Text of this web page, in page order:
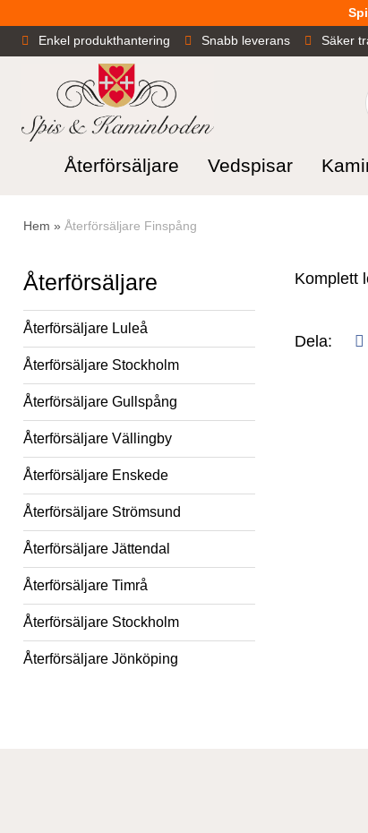
Enkel produkthantering
Snabb leverans Säker
Återförsäljare Vedspisar
Hem »Återförsäljare Finspång
Återförsäljare
Återförsäljare Luleå
Återförsäljare Stockholm
Återförsäljare Gullspång
Återförsäljare Vällingby
Återförsäljare Enskede
Återförsäljare Strömsund
Återförsäljare Jättendal
Återförsäljare Timrå
Återförsäljare Stockholm
Återförsäljare Jönköping
Komplett
Dela: